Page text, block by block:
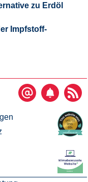
zu Erdöl
Impfstoff-